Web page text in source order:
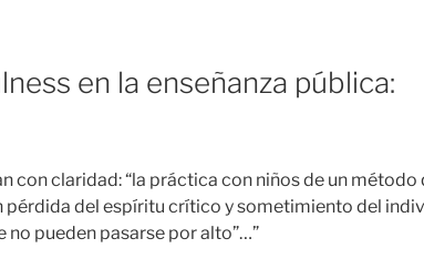
en la enseñanza pública:
con claridad: “la práctica con niños de un método
del espíritu crítico y sometimiento del
pueden pasarse por alto”…”